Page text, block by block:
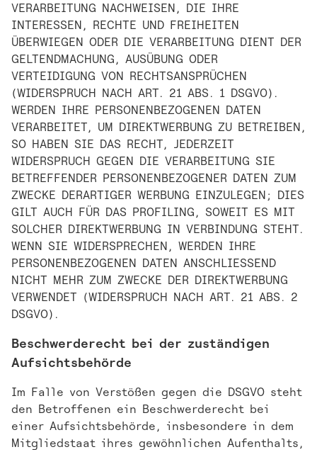
VERARBEITUNG NACHWEISEN, DIE IHRE
INTERESSEN, RECHTE UND FREIHEITEN
ÜBERWIEGEN ODER DIE VERARBEITUNG DIENT DER
GELTENDMACHUNG, AUSÜBUNG ODER
VERTEIDIGUNG VON RECHTSANSPRÜCHEN
(WIDERSPRUCH NACH ART. 21 ABS. 1 DSGVO).
WERDEN IHRE PERSONENBEZOGENEN DATEN
VERARBEITET, UM DIREKTWERBUNG ZU BETREIBEN,
SO HABEN SIE DAS RECHT, JEDERZEIT
WIDERSPRUCH GEGEN DIE VERARBEITUNG SIE
BETREFFENDER PERSONENBEZOGENER DATEN ZUM
ZWECKE DERARTIGER WERBUNG EINZULEGEN; DIES
GILT AUCH FÜR DAS PROFILING, SOWEIT ES MIT
SOLCHER DIREKTWERBUNG IN VERBINDUNG STEHT.
WENN SIE WIDERSPRECHEN, WERDEN IHRE
PERSONENBEZOGENEN DATEN ANSCHLIESSEND
NICHT MEHR ZUM ZWECKE DER DIREKTWERBUNG
VERWENDET (WIDERSPRUCH NACH ART. 21 ABS. 2
DSGVO).
Beschwerde­recht bei der zuständigen
Aufsichts­behörde
Im Falle von Verstößen gegen die DSGVO steht
den Betroffenen ein Beschwerderecht bei
einer Aufsichtsbehörde, insbesondere in dem
Mitgliedstaat ihres gewöhnlichen Aufenthalts,